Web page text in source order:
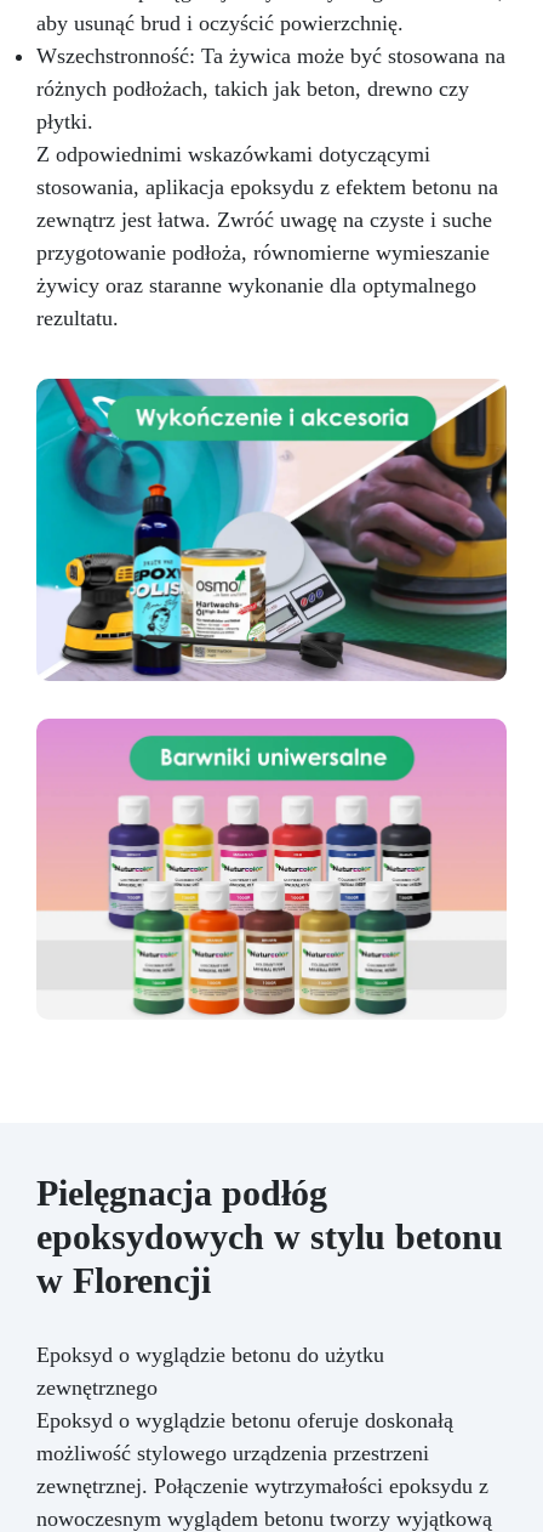
kolor nabrał głębi i blasku; – betonowe blaty
kuchenne; – tworzenie efektu 3D między innymi
na wydrukach, zdjęciach i obrazach; –
utrwalanie wypełniaczy (elementy dekoracyjne,
szkło, kamień, kwarc, itd.) – stworzenie idealnie
przezroczystej warstwy ochronnej na Twoich
aby usunąć brud i oczyścić powierzchnię.
Wszechstronność: Ta żywica może być stosowana na
różnych podłożach, takich jak beton, drewno czy
płytki.
Z odpowiednimi wskazówkami dotyczącymi
stosowania, aplikacja epoksydu z efektem betonu na
zewnątrz jest łatwa. Zwróć uwagę na czyste i suche
przygotowanie podłoża, równomierne wymieszanie
żywicy oraz staranne wykonanie dla optymalnego
rezultatu.
Pielęgnacja podłóg
epoksydowych w stylu betonu
w Florencji
Epoksyd o wyglądzie betonu do użytku
zewnętrznego
Epoksyd o wyglądzie betonu oferuje doskonałą
możliwość stylowego urządzenia przestrzeni
zewnętrznej. Połączenie wytrzymałości epoksydu z
nowoczesnym wyglądem betonu tworzy wyjątkową